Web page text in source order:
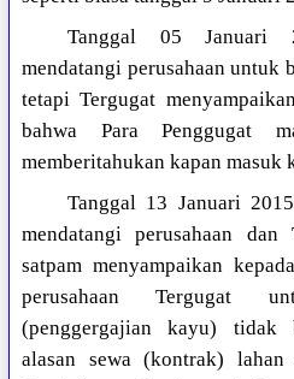
Tanggal 05 Januari
mendatangi perusahaan untuk
tetapi Tergugat
bahwa Para Penggugat
memberitahukan kapan masuk
Tanggal 13 Januari
mendatangi perusahaan
satpam menyampaikan
perusahaan Tergugat
(penggergajian kayu) tidak
alasan sewa (kontrak)